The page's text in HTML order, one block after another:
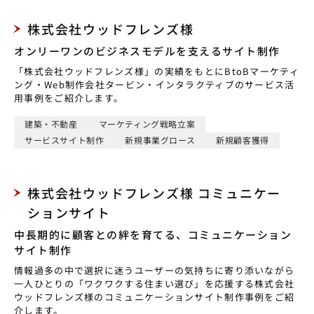
株式会社ウッドフレンズ様
オンリーワンのビジネスモデルを支えるサイト制作
「株式会社ウッドフレンズ様」の実績をもとにBtoBマーケティ
ング・Web制作会社タービン・インタラクティブのサービス活
用事例をご紹介します。
建築・不動産
マーケティング戦略立案
サービスサイト制作
新規事業グロース 新規顧客獲得
株式会社ウッドフレンズ様 コミュニケー
ションサイト
中長期的に顧客との絆を育てる、コミュニケーション
サイト制作
情報過多の中で選択に迷うユーザーの気持ちに寄り添いながら
一人ひとりの「ワクワクする住まい選び」を応援する株式会社
ウッドフレンズ様のコミュニケーションサイト制作事例をご紹
介します。